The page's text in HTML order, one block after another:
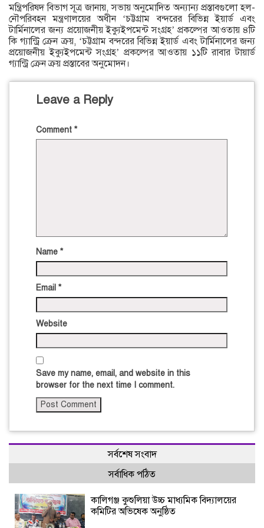
মন্ত্রিপরিষদ বিভাগ সূত্র জানায়, সভায় অনুমোদিত অন্যান্য প্রস্তাবগুলো হল-
নৌপরিবহন মন্ত্রণালয়ের অধীন ‘চট্টগ্রাম বন্দরের বিভিন্ন ইয়ার্ড এবং
টার্মিনালের জন্য প্রয়োজনীয় ইক্যুইপমেন্ট সংগ্রহ’ প্রকল্পের আওতায় ৪টি
কি গ্যান্ট্রি ক্রেন ক্রয়, ‘চট্টগ্রাম বন্দরের বিভিন্ন ইয়ার্ড এবং টার্মিনালের জন্য
প্রয়োজনীয় ইক্যুইপমেন্ট সংগ্রহ’ প্রকল্পের আওতায় ১১টি রাবার টায়ার্ড
গ্যান্ট্রি ক্রেন ক্রয় প্রস্তাবের অনুমোদন।
Leave a Reply
Comment *
Name *
Email *
Website
Save my name, email, and website in this
browser for the next time I comment.
সর্বশেষ সংবাদ
সর্বাধিক পঠিত
কালিগঞ্জ কুশুলিয়া উচ্চ মাধ্যমিক বিদ্যালয়ের
কমিটির অভিষেক অনুষ্ঠিত